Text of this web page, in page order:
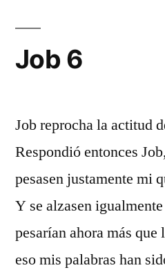
Job 6
Job reprocha la actitud
Respondió entonces
pesasen justamente mi
Y se alzasen
pesarían ahora más que
eso mis palabras han